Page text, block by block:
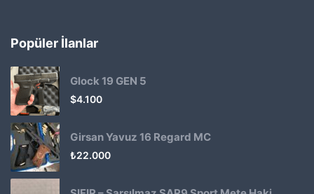
Popüler İlanlar
Glock 19 GEN 5
$4.100
Girsan Yavuz 16 Regard MC
₺22.000